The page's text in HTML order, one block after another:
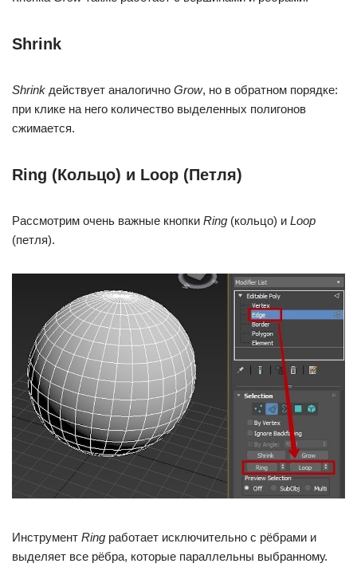
Shrink
Shrink действует аналогично Grow, но в обратном порядке:
при клике на него количество выделенных полигонов
сжимается.
Ring (Кольцо) и Loop (Петля)
Рассмотрим очень важные кнопки Ring (кольцо) и Loop
(петля).
Инструмент Ring работает исключительно с рёбрами и
выделяет все рёбра, которые параллельны выбранному.